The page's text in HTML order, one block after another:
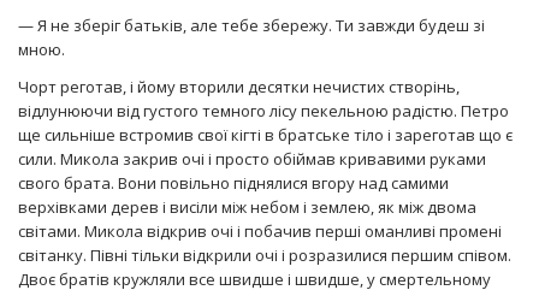
— Я не зберіг батьків, але тебе збережу. Ти завжди будеш зі
мною.
Чорт реготав, і йому вторили десятки нечистих створінь,
відлунюючи від густого темного лісу пекельною радістю. Петро
ще сильніше встромив свої кігті в братське тіло і зареготав що є
сили. Микола закрив очі і просто обіймав кривавими руками
свого брата. Вони повільно піднялися вгору над самими
верхівками дерев і висіли між небом і землею, як між двома
світами. Микола відкрив очі і побачив перші оманливі промені
світанку. Півні тільки відкрили очі і розразилися першим співом.
Двоє братів кружляли все швидше і швидше, у смертельному